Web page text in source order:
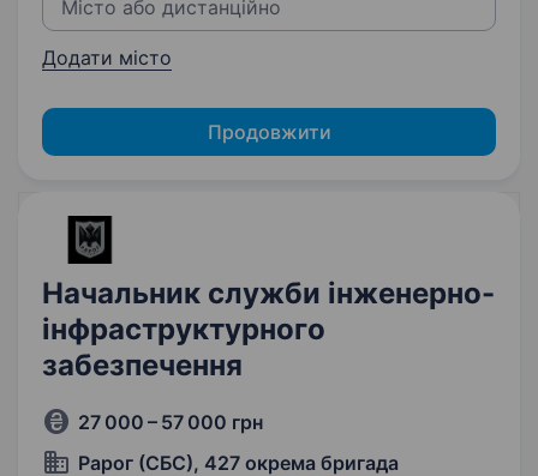
Додати місто
Продовжити
Начальник служби інженерно-
інфраструктурного
забезпечення
27 000 – 57 000 грн
Рарог (СБС), 427 окрема бригада